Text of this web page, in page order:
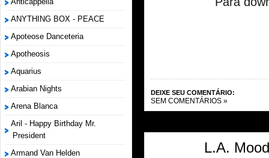
ANYTHING BOX - PEACE
Apoteose Danceteria
Apotheosis
Aquarius
Arabian Nights
Arena Blanca
Aril - Happy Birthday Mr.
President
Armand Van Helden
DEIXE SEU COMENTÁRIO:
SEM COMENTÁRIOS »
L.A.